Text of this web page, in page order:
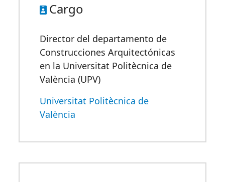
Cargo
Director del departamento de
Construcciones Arquitectónicas
en la Universitat Politècnica de
València (UPV)
Universitat Politècnica de
València